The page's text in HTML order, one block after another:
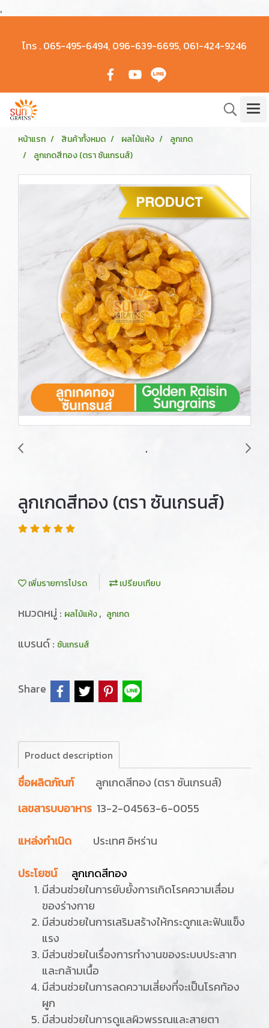
,
โทร . 065-495-6494, 096-639-6695, 061-424-9246
หน้าแรก สินค้าทั้งหมด ผลไม้แห้ง
ลูกเกด
ลูกเกดสีทอง (ตรา ซันเกรนส์)
ลูกเกดสีทอง (ตรา ซันเกรนส์)
เพิ่มรายการโปรด เปรียบเทียบ
หมวดหมู่ : ผลไม้แห้ง, ลูกเกด
แบรนด์ : ซันเกรนส์
Share
Product description
ชื่อผลิตภัณฑ์
ลูกเกดสีทอง (ตรา ซันเกรนส์)
เลขสารบบอาหาร 13-2-04563-6-0055
แหล่งกำเนิด
ประเทศ อิหร่าน
ประโยชน์
ลูกเกดสีทอง
มีส่วนช่วยในการยับยั้งการเกิดโรคความเสื่อม
ของร่างกาย
มีส่วนช่วยในการเสริมสร้างให้กระดูกและฟันแข็ง
แรง
มีส่วนช่วยในเรื่องการทำงานของระบบประสาท
และกล้ามเนื้อ
มีส่วนช่วยในการลดความเสี่ยงที่จะเป็นโรคท้อง
ผูก
มีส่วนช่วยในการดูแลผิวพรรณและสายตา